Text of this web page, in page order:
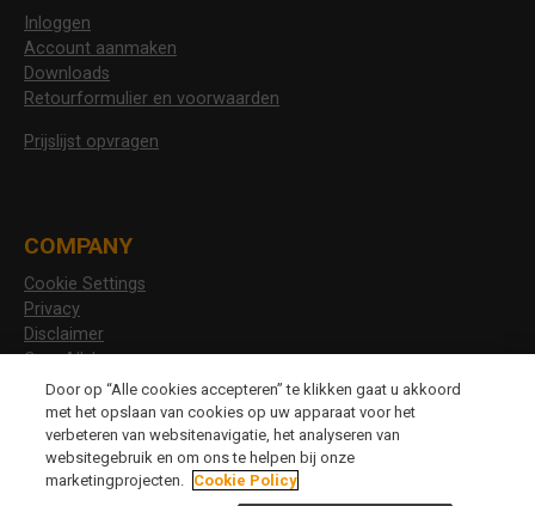
Inloggen
Account aanmaken
Downloads
Retourformulier en voorwaarden
Prijslijst opvragen
COMPANY
Cookie Settings
Privacy
Disclaimer
Over Allshoes
Vacatures
CHANGE LANGUAGE
Door op “Alle cookies accepteren” te klikken gaat u akkoord
met het opslaan van cookies op uw apparaat voor het
verbeteren van websitenavigatie, het analyseren van
websitegebruik en om ons te helpen bij onze
marketingprojecten. Cookie Policy